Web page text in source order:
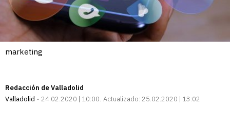
marketing
Redacción de Valladolid
Valladolid
24.02.2020 | 10:00 Actualizado: 25.02.2020 | 13:02